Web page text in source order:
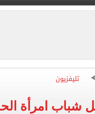
طرابزون سبور ينفي الحجز على
الكشف عن قصر محمد صلاح
تليفزيون